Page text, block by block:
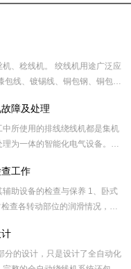
绞线机用途广泛应
包线、镀锡线、铜包钢、铜包铝
障及处理
所使用的排线绕线机都是集机
为一体的智能化电气设备。许
工作
备的检查与保养 1、卧式